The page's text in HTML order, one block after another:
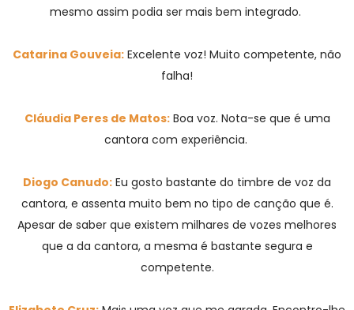
mesmo assim podia ser mais bem integrado.
Catarina Gouveia: Excelente voz! Muito competente, não
falha!
Cláudia Peres de Matos:Boa voz. Nota-se que é uma
cantora com experiência.
Diogo Canudo: Eu gosto bastante do timbre de voz da
cantora, e assenta muito bem no tipo de canção que é.
Apesar de saber que existem milhares de vozes melhores
que a da cantora, a mesma é bastante segura e
competente.